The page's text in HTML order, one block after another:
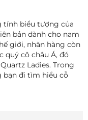
tính biểu tượng của
bản dành cho nam
giới, nhãn hàng còn
quý cô châu Á, đó
Ladies. Trong
bạn đi tìm hiểu cỗ